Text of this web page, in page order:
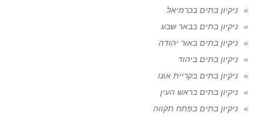
ניקיון בתים בכרמיאל
ניקיון בתים בבאר שבע
ניקיון בתים באור יהודה
ניקיון בתים ביהוד
ניקיון בתים בקריית אונו
ניקיון בתים בראש העין
ניקיון בתים בפתח תקווה